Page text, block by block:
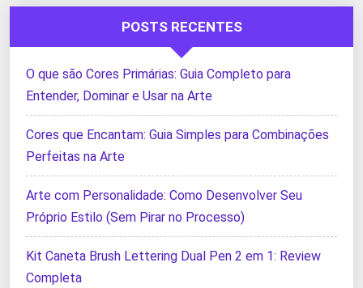
POSTS RECENTES
O que são Cores Primárias: Guia Completo para
Entender, Dominar e Usar na Arte
Cores que Encantam: Guia Simples para Combinações
Perfeitas na Arte
Arte com Personalidade: Como Desenvolver Seu
Próprio Estilo (Sem Pirar no Processo)
Kit Caneta Brush Lettering Dual Pen 2 em 1: Review
Completa